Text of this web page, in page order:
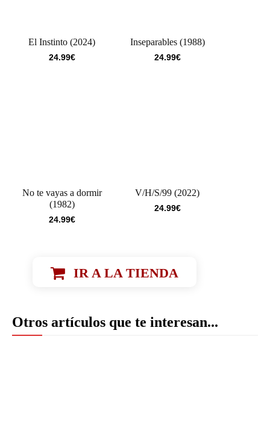
El Instinto (2024)
24.99€
Inseparables (1988)
24.99€
No te vayas a dormir
(1982)
24.99€
V/H/S/99 (2022)
24.99€
IR A LA TIENDA
Otros artículos que te interesan...